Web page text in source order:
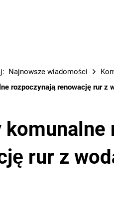
Najnowsze wiadomości
rozpoczynają renowację rur z
rur z